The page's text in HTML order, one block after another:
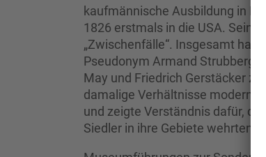
kaufmännische Ausbildung in
1826 erstmals in die USA. Sein
„Zwischenfälle“. Insgesamt hat
Pseudonym Armand Strubberg
May und Friedrich Gerstäcker
damalige Verhältnisse moderne
und zeigte Verständnis dafür,
Siedler in ihre Gebiete wehrten.